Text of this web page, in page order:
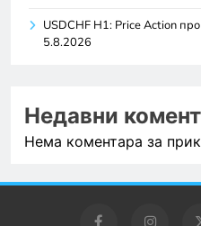
USDCHF H1: Price Action
5.8.2026
Недавни
Нема коментара за